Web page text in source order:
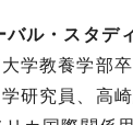
ル・スタデ
学教養学部
研究員、高